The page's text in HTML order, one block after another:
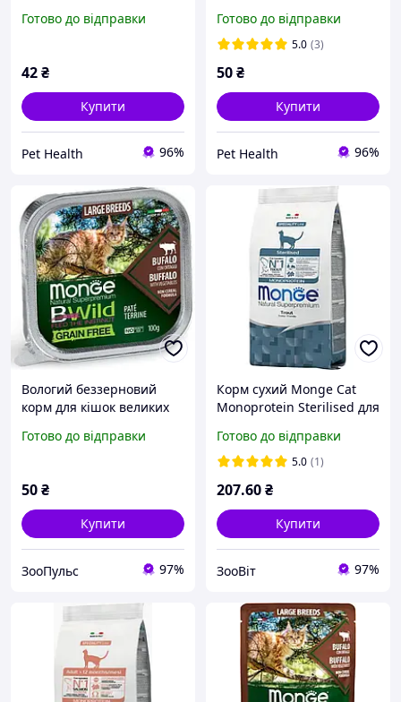
анчоуси, овочі
Готово до відправки
42₴
Купити
Pet Health 96%
100 г лосось / овочі
Готово до відправки
5.0 (3)
50₴
Купити
Pet Health 96%
Вологий беззерновий
корм для кішок великих
Grain free WET буйвол
Готово до відправки
50₴
Купити
ЗооПульс 97%
Корм сухий Monge Cat
Monoprotein Sterilised для
фореллю 400 г
Готово до відправки
5.0 (1)
207.60₴
Купити
ЗооВіт 97%